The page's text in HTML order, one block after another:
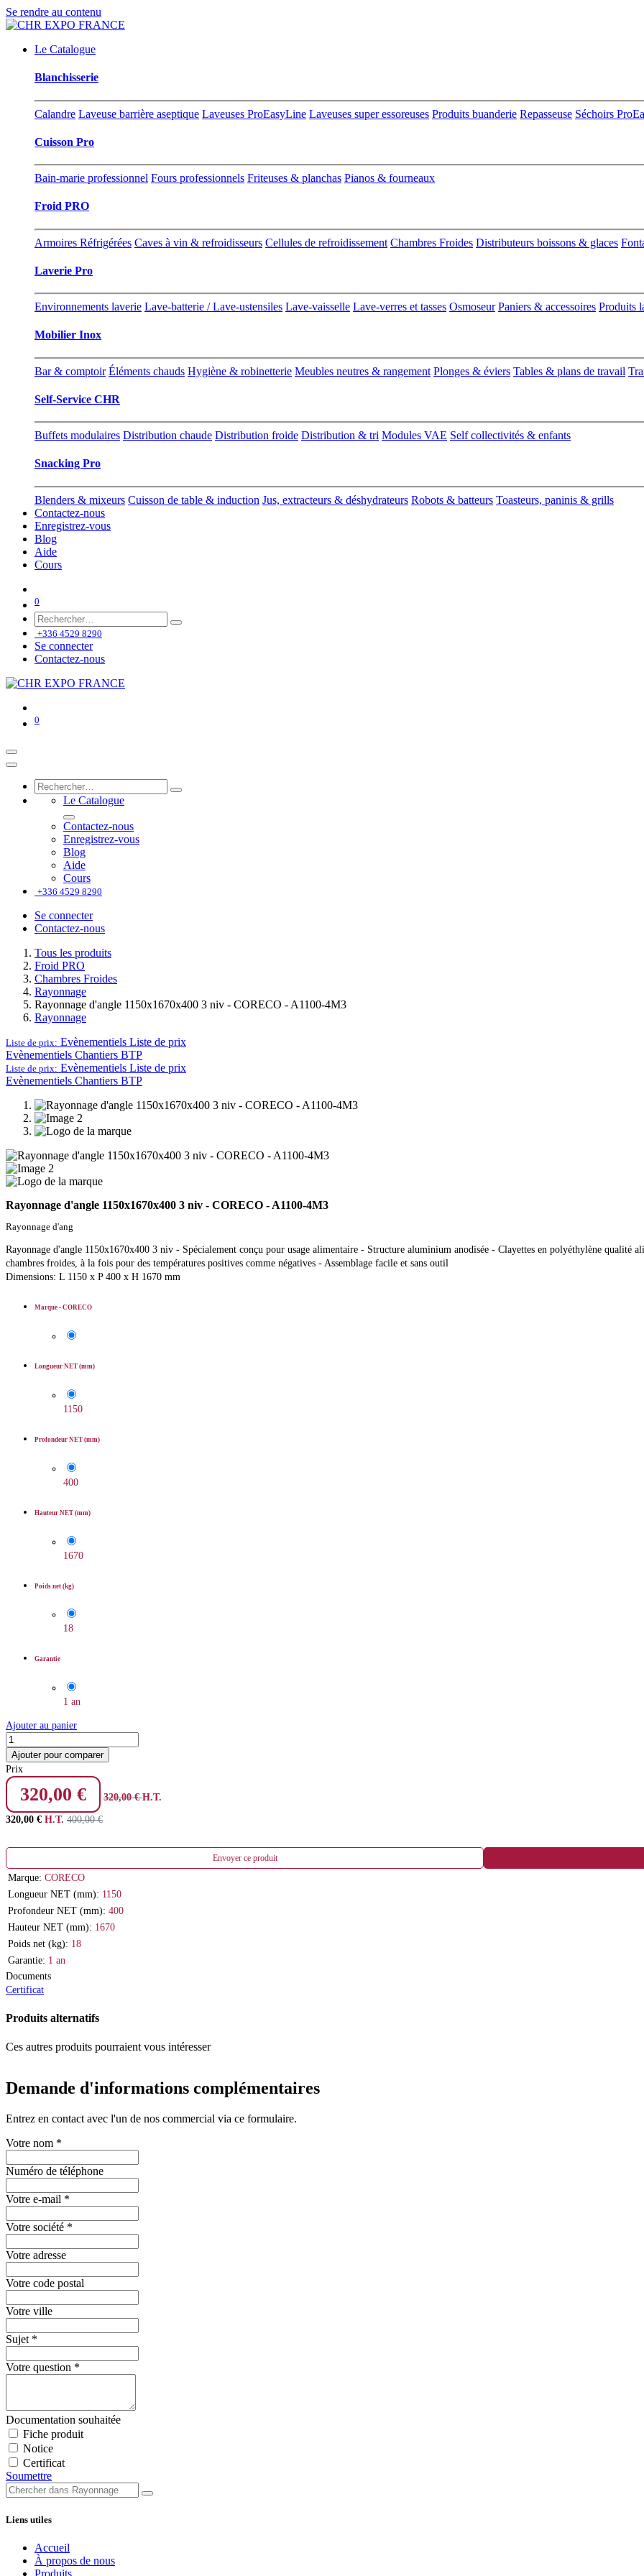
Se rendre au contenu
Le Catalogue
Blanchisserie
Calandre Laveuse barrière aseptique Laveuses ProEasyLine Laveuses super essoreuses Produits buanderie Repasseuse Séchoirs
Cuisson Pro
Bain-marie professionnel Fours professionnels Friteuses & planchas Pianos & fourneaux
Froid PRO
Armoires Réfrigérées Caves à vin & refroidisseurs Cellules de refroidissement Chambres Froides Distributeurs boissons & glaces
Laverie Pro
Environnements laverie Lave-batterie / Lave-ustensiles Lave-vaisselle Lave-verres et tasses Osmoseur Paniers & accessoires Produits
Mobilier Inox
Bar & comptoir Éléments chauds Hygiène & robinetterie Meubles neutres & rangement Plonges & éviers Tables & plans de travail
Self-Service CHR
Buffets modulaires Distribution chaude Distribution froide Distribution & tri Modules VAE Self collectivités & enfants
Snacking Pro
Blenders & mixeurs Cuisson de table & induction Jus, extracteurs & déshydrateurs Robots & batteurs Toasteurs, paninis & grills
Contactez-nous
Enregistrez-vous
Blog
Aide
Cours
0
+336 4529 8290
Se connecter
Contactez-nous
0
Le Catalogue
Contactez-nous
Enregistrez-vous
Blog
Aide
Cours
+336 4529 8290
Se connecter
Contactez-nous
Tous les produits
Froid PRO
Chambres Froides
Rayonnage
Rayonnage d'angle 1150x1670x400 3 niv - CORECO - A1100-4M3
Rayonnage
Liste de prix: Evènementiels Liste de prix
Evènementiels Chantiers BTP
Liste de prix: Evènementiels Liste de prix
Evènementiels Chantiers BTP
Rayonnage d'angle 1150x1670x400 3 niv - CORECO - A1100-4M3
Rayonnage d'ang
Rayonnage d'angle 1150x1670x400 3 niv - Spécialement conçu pour usage alimentaire - Structure aluminium anodisée - Clayettes en polyéthylène qualité
chambres froides, à la fois pour des températures positives comme négatives - Assemblage facile et sans outil
Dimensions: L 1150 x P 400 x H 1670 mm
Marque - CORECO
Longueur NET (mm)
1150
Profondeur NET (mm)
400
Hauteur NET (mm)
1670
Poids net (kg)
18
Garantie
1 an
Ajouter au panier
Ajouter pour comparer
Prix
320,00 € 320,00€ H.T.
320,00 € H.T. 400,00€
Envoyer ce produit
Marque: CORECO
Longueur NET (mm): 1150
Profondeur NET (mm): 400
Hauteur NET (mm): 1670
Poids net (kg): 18
Garantie: 1 an
Documents
Certificat
Produits alternatifs
Ces autres produits pourraient vous intéresser
Demande d'informations complémentaires
Entrez en contact avec l'un de nos commercial via ce formulaire.
Votre nom *
Numéro de téléphone
Votre e-mail *
Votre société *
Votre adresse
Votre code postal
Votre ville
Sujet *
Votre question *
Documentation souhaitée
Fiche produit
Notice
Certificat
Soumettre
Liens utiles
Accueil
À propos de nous
Produits